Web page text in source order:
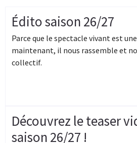
Édito saison 26/27
Parce que le spectacle vivant est
maintenant, il nous rassemble et
collectif.
Découvrez le teaser
saison 26/27 !